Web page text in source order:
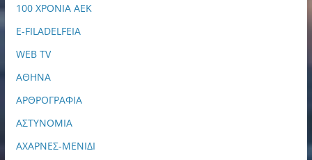
100 ΧΡΟΝΙΑ ΑΕΚ
E-FILADELFEIA
WEB TV
ΑΘΗΝΑ
ΑΡΘΡΟΓΡΑΦΙΑ
ΑΣΤΥΝΟΜΙΑ
ΑΧΑΡΝΕΣ-ΜΕΝΙΔΙ